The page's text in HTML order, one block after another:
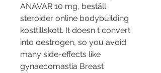
ANAVAR 10 mg, beställ
steroider online bodybuilding
kosttillskott. It doesn t convert
into oestrogen, so you avoid
many side-effects like
gynaecomastia Breast